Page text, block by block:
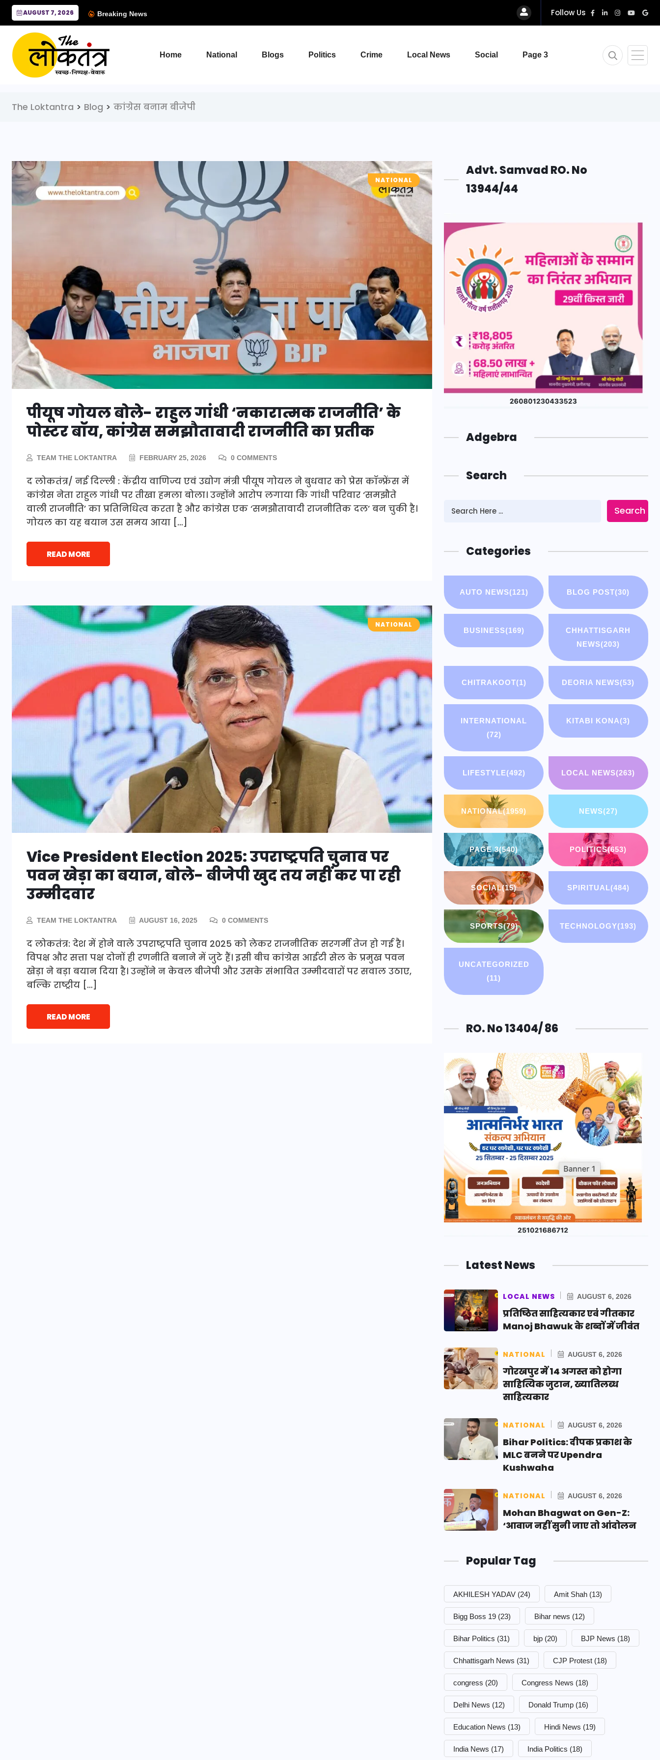
AUGUST 7, 2026 Breaking News Follow Us
Home National Blogs Politics Crime Local News Social Page 3
The Loktantra > Blog > कांग्रेस बनाम बीजेपी
NATIONAL
पीयूष गोयल बोले- राहुल गांधी ‘नकारात्मक राजनीति’ के
पोस्टर बॉय, कांग्रेस समझौतावादी राजनीति का प्रतीक
TEAM THE LOKTANTRA FEBRUARY 25, 2026 0 COMMENTS
द लोकतंत्र/ नई दिल्ली : केंद्रीय वाणिज्य एवं उद्योग मंत्री पीयूष गोयल ने बुधवार को प्रेस कॉन्फ्रेंस में
कांग्रेस नेता राहुल गांधी पर तीखा हमला बोला। उन्होंने आरोप लगाया कि गांधी परिवार ‘समझौते
वाली राजनीति’ का प्रतिनिधित्व करता है और कांग्रेस एक ‘समझौतावादी राजनीतिक दल’ बन चुकी है।
गोयल का यह बयान उस समय आया […]
READ MORE
NATIONAL
Vice President Election 2025: उपराष्ट्रपति चुनाव पर
पवन खेड़ा का बयान, बोले- बीजेपी खुद तय नहीं कर पा रही
उम्मीदवार
TEAM THE LOKTANTRA AUGUST 16, 2025 0 COMMENTS
द लोकतंत्र: देश में होने वाले उपराष्ट्रपति चुनाव 2025 को लेकर राजनीतिक सरगर्मी तेज हो गई है।
विपक्ष और सत्ता पक्ष दोनों ही रणनीति बनाने में जुटे हैं। इसी बीच कांग्रेस आईटी सेल के प्रमुख पवन
खेड़ा ने बड़ा बयान दिया है। उन्होंने न केवल बीजेपी और उसके संभावित उम्मीदवारों पर सवाल उठाए,
बल्कि राष्ट्रीय […]
READ MORE
Advt. Samvad RO. No
13944/44
Adgebra
Search
Search
Categories
AUTO NEWS(121) BLOG POST(30)
BUSINESS(169)
CHHATTISGARH
NEWS(203)
CHITRAKOOT(1) DEORIA NEWS(53)
INTERNATIONAL
(72)
KITABI KONA(3)
LIFESTYLE(492) LOCAL NEWS(263)
NATIONAL(1959) NEWS(27)
PAGE 3(540) POLITICS(653)
SOCIAL(15) SPIRITUAL(484)
SPORTS(79) TECHNOLOGY(193)
UNCATEGORIZED
(11)
RO. No 13404/ 86
Latest News
LOCAL NEWS AUGUST 6, 2026
प्रतिष्ठित साहित्यकार एवं गीतकार
Manoj Bhawuk के शब्दों में जीवंत
NATIONAL AUGUST 6, 2026
गोरखपुर में 14 अगस्त को होगा
साहित्यिक जुटान, ख्यातिलब्ध
साहित्यकार
NATIONAL AUGUST 6, 2026
Bihar Politics: दीपक प्रकाश के
MLC बनने पर Upendra
Kushwaha
NATIONAL AUGUST 6, 2026
Mohan Bhagwat on Gen-Z:
‘आवाज नहीं सुनी जाए तो आंदोलन
Popular Tag
AKHILESH YADAV (24) Amit Shah (13)
Bigg Boss 19 (23) Bihar news (12)
Bihar Politics (31) bjp (20) BJP News (18)
Chhattisgarh News (31) CJP Protest (18)
congress (20) Congress News (18)
Delhi News (12) Donald Trump (16)
Education News (13) Hindi News (19)
India News (17) India Politics (18)